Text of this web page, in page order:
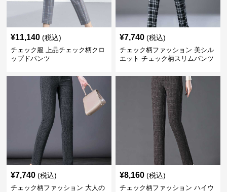
¥11,140 (税込)
チェック服 上品チェック柄クロ
ップドパンツ
¥7,740 (税込)
チェック柄ファッション 美シル
エット チェック柄スリムパンツ
¥7,740 (税込)
チェック柄ファッション 大人の
¥8,160 (税込)
チェック柄ファッション ハイウ